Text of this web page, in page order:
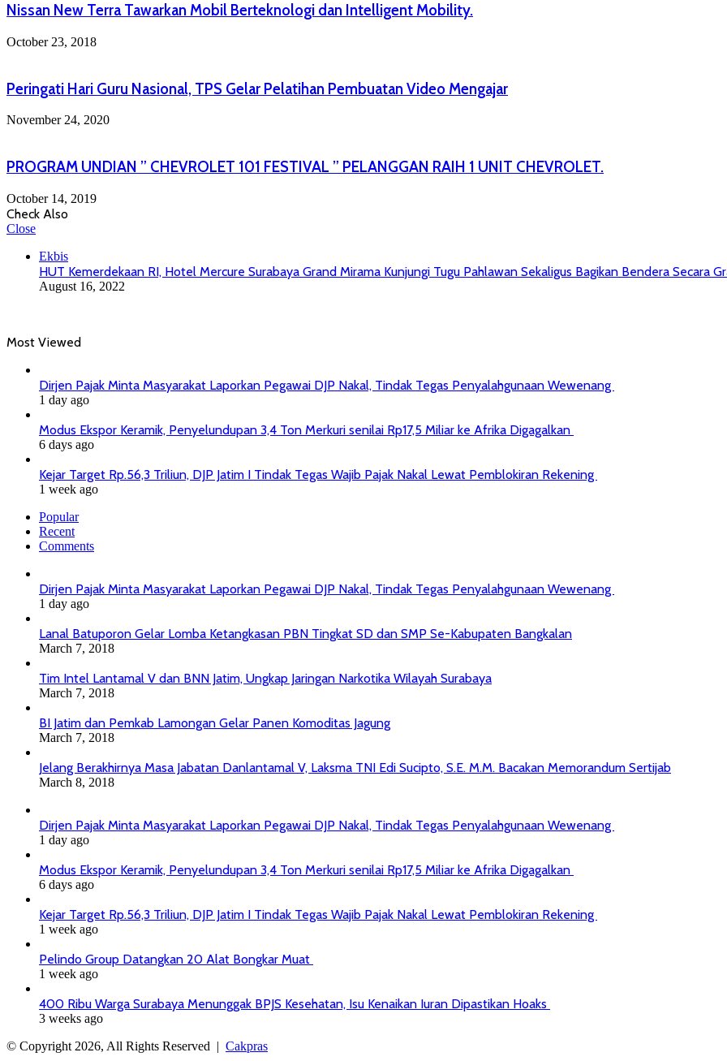
Nissan New Terra Tawarkan Mobil Berteknologi dan Intelligent Mobility.
October 23, 2018
Peringati Hari Guru Nasional, TPS Gelar Pelatihan Pembuatan Video Mengajar
November 24, 2020
PROGRAM UNDIAN ” CHEVROLET 101 FESTIVAL ” PELANGGAN RAIH 1 UNIT CHEVROLET.
October 14, 2019
Check Also
Close
Ekbis
HUT Kemerdekaan RI, Hotel Mercure Surabaya Grand Mirama Kunjungi Tugu Pahlawan Sekaligus Bagikan Bendera Secara
August 16, 2022
Most Viewed
Dirjen Pajak Minta Masyarakat Laporkan Pegawai DJP Nakal, Tindak Tegas Penyalahgunaan Wewenang
1 day ago
Modus Ekspor Keramik, Penyelundupan 3,4 Ton Merkuri senilai Rp17,5 Miliar ke Afrika Digagalkan
6 days ago
Kejar Target Rp.56,3 Triliun, DJP Jatim I Tindak Tegas Wajib Pajak Nakal Lewat Pemblokiran Rekening
1 week ago
Popular
Recent
Comments
Dirjen Pajak Minta Masyarakat Laporkan Pegawai DJP Nakal, Tindak Tegas Penyalahgunaan Wewenang
1 day ago
Lanal Batuporon Gelar Lomba Ketangkasan PBN Tingkat SD dan SMP Se-Kabupaten Bangkalan
March 7, 2018
Tim Intel Lantamal V dan BNN Jatim, Ungkap Jaringan Narkotika Wilayah Surabaya
March 7, 2018
BI Jatim dan Pemkab Lamongan Gelar Panen Komoditas Jagung
March 7, 2018
Jelang Berakhirnya Masa Jabatan Danlantamal V, Laksma TNI Edi Sucipto, S.E. M.M. Bacakan Memorandum Sertijab
March 8, 2018
Dirjen Pajak Minta Masyarakat Laporkan Pegawai DJP Nakal, Tindak Tegas Penyalahgunaan Wewenang
1 day ago
Modus Ekspor Keramik, Penyelundupan 3,4 Ton Merkuri senilai Rp17,5 Miliar ke Afrika Digagalkan
6 days ago
Kejar Target Rp.56,3 Triliun, DJP Jatim I Tindak Tegas Wajib Pajak Nakal Lewat Pemblokiran Rekening
1 week ago
Pelindo Group Datangkan 20 Alat Bongkar Muat
1 week ago
400 Ribu Warga Surabaya Menunggak BPJS Kesehatan, Isu Kenaikan Iuran Dipastikan Hoaks
3 weeks ago
© Copyright 2026, All Rights Reserved | Cakpras